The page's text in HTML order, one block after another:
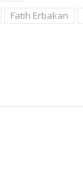
Fatih Erbakan